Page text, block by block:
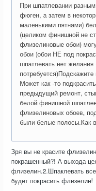
При шпатлевании
фюген, а затем в
маленькими пятнами)
(целиком финишной не
флизелиновые обои)
обои (обои НЕ под
шпатлевать нет
Может как -то
предыдущий ремонт,
белой финишной
флизелиновых обоев,
были белые полосы.Как
Зря вы не красите
покрашенный?! А выхода
флизелин.2.Шпаклевать
будет покрасить флизелин!